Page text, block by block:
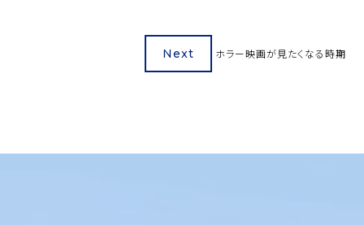
Next ホラー映画が見たくなる時期